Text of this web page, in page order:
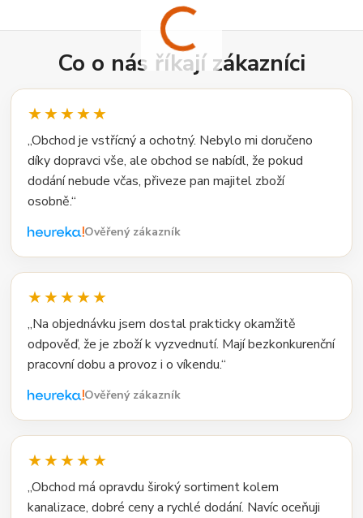
Co o nás říkají zákazníci
★★★★★
„Obchod je vstřícný a ochotný. Nebylo mi doručeno
díky dopravci vše, ale obchod se nabídl, že pokud
dodání nebude včas, přiveze pan majitel zboží
osobně.“
Ověřený zákazník
★★★★★
„Na objednávku jsem dostal prakticky okamžitě
odpověď, že je zboží k vyzvednutí. Mají bezkonkurenční
pracovní dobu a provoz i o víkendu.“
Ověřený zákazník
★★★★★
„Obchod má opravdu široký sortiment kolem
kanalizace, dobré ceny a rychlé dodání. Navíc oceňuji